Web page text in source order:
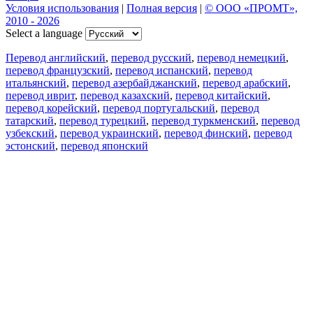
Условия использования | Полная версия | © ООО «ПРОМТ»,
2010 - 2026
Select a language
Перевод английский, перевод русский, перевод немецкий,
перевод французский, перевод испанский, перевод
итальянский, перевод азербайджанский, перевод арабский,
перевод иврит, перевод казахский, перевод китайский,
перевод корейский, перевод португальский, перевод
татарский, перевод турецкий, перевод туркменский, перевод
узбекский, перевод украинский, перевод финский, перевод
эстонский, перевод японский